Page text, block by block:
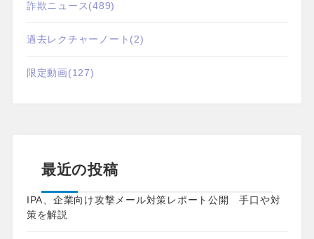
詐欺ニュース(489)
過去レクチャーノート (2)
限定動画(127)
最近の投稿
IPA、企業向け攻撃メール対策レポート公開 手口や対
策を解説